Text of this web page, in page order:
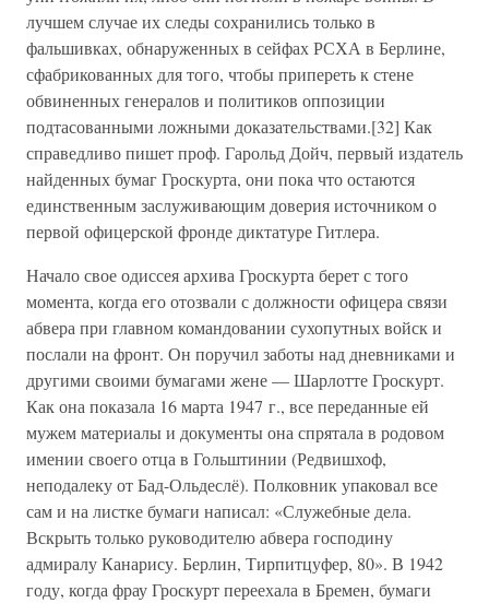
лучшем случае их следы сохранились только в
фальшивках, обнаруженных в сейфах РСХА в Берлине,
сфабрикованных для того, чтобы припереть к стене
обвиненных генералов и политиков оппозиции
подтасованными ложными доказательствами.[32] Как
справедливо пишет проф. Гарольд Дойч, первый издатель
найденных бумаг Гроскурта, они пока что остаются
единственным заслуживающим доверия источником о
первой офицерской фронде диктатуре Гитлера.
Начало свое одиссея архива Гроскурта берет с того
момента, когда его отозвали с должности офицера связи
абвера при главном командовании сухопутных войск и
послали на фронт. Он поручил заботы над дневниками и
другими своими бумагами жене — Шарлотте Гроскурт.
Как она показала 16 марта 1947 г., все переданные ей
мужем материалы и документы она спрятала в родовом
имении своего отца в Гольштинии (Редвишхоф,
неподалеку от Бад-Ольдеслё). Полковник упаковал все
сам и на листке бумаги написал: «Служебные дела.
Вскрыть только руководителю абвера господину
адмиралу Канарису. Берлин, Тирпитцуфер, 80». В 1942
году, когда фрау Гроскурт переехала в Бремен, бумаги